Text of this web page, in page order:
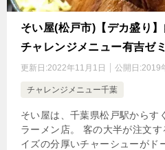
そい屋(松戸市)【デカ盛り
チャレンジメニュー有吉ゼ
更新日:2022年11月1日 公開日:2019
チャレンジメニュー千葉
そい屋は、千葉県松戸駅からす
ラーメン店。 客の大半が注文
イズの分厚いチャーシューがド